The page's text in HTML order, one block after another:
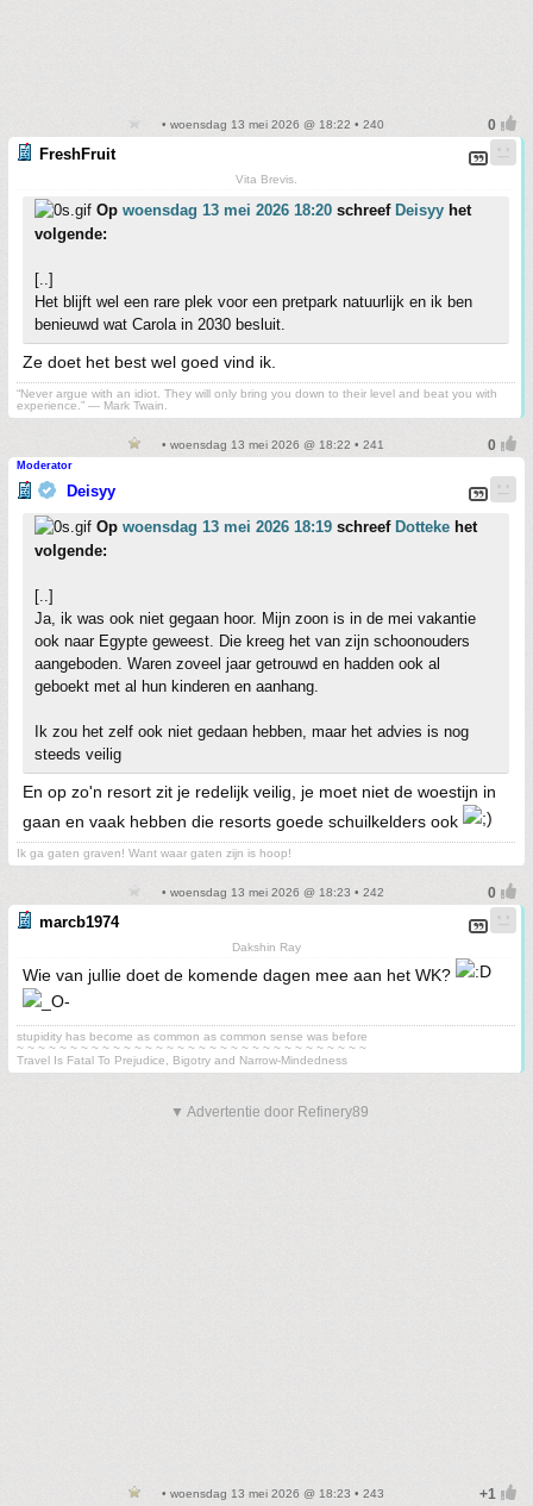
• woensdag 13 mei 2026 @ 18:22 • 240
FreshFruit
Vita Brevis.
Op woensdag 13 mei 2026 18:20 schreef Deisyy het
volgende:
[..]
Het blijft wel een rare plek voor een pretpark natuurlijk en ik ben
benieuwd wat Carola in 2030 besluit.
Ze doet het best wel goed vind ik.
“Never argue with an idiot. They will only bring you down to their level and beat you with
experience.” ― Mark Twain.
• woensdag 13 mei 2026 @ 18:22 • 241
Moderator
Deisyy
Op woensdag 13 mei 2026 18:19 schreef Dotteke het
volgende:
[..]
Ja, ik was ook niet gegaan hoor. Mijn zoon is in de mei vakantie
ook naar Egypte geweest. Die kreeg het van zijn schoonouders
aangeboden. Waren zoveel jaar getrouwd en hadden ook al
geboekt met al hun kinderen en aanhang.
Ik zou het zelf ook niet gedaan hebben, maar het advies is nog
steeds veilig
En op zo'n resort zit je redelijk veilig, je moet niet de woestijn in
gaan en vaak hebben die resorts goede schuilkelders ook
Ik ga gaten graven! Want waar gaten zijn is hoop!
• woensdag 13 mei 2026 @ 18:23 • 242
marcb1974
Dakshin Ray
Wie van jullie doet de komende dagen mee aan het WK?
stupidity has become as common as common sense was before
~ ~ ~ ~ ~ ~ ~ ~ ~ ~ ~ ~ ~ ~ ~ ~ ~ ~ ~ ~ ~ ~ ~ ~ ~ ~ ~ ~ ~ ~ ~ ~ ~
Travel Is Fatal To Prejudice, Bigotry and Narrow-Mindedness
▼ Advertentie door Refinery89
• woensdag 13 mei 2026 @ 18:23 • 243